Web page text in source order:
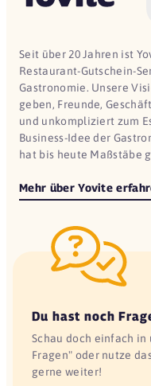
Seit über 20 Jahren ist
Restaurant-Gutschein-
Gastronomie. Unsere
geben, Freunde,
und unkompliziert zum
Business-Idee der
hat bis heute Maßstäbe
Mehr über Yovite
Du hast noch
Schau doch einfach
Fragen" oder nutze
gerne weiter!